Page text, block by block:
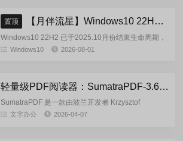
置顶 【月伴流星】Windows10 22H2 完整+适量精简多合一安装版2026.08
Windows10 22H2 已于2025.10月份结束生命周期，
官方已经停止技术支持，考虑到22H2尚有大量用
Windows10 2026-08-01
轻量级PDF阅读器：SumatraPDF-3.6.1 多语言便携版/安装版
SumatraPDF 是一款由波兰开发者 Krzysztof
Kowalczyk 开发的 免费、开源、轻量级 的 Windows
文字办公 2026-04-07